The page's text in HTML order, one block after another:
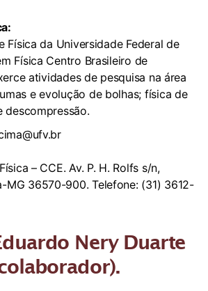
Física da Universidade Federal de
Física Centro Brasileiro de
atividades de pesquisa na área
e evolução de bolhas; física de
descompressão.
– CCE. Av. P. H. Rolfs s/n,
MG 36570-900. Telefone: (31) 3612-
Nery Duarte